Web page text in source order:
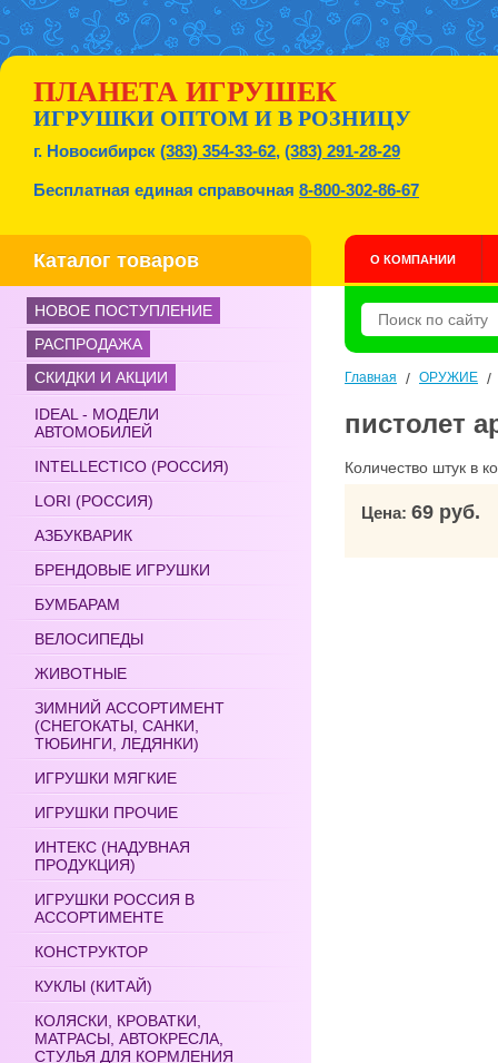
ПЛАНЕТА ИГРУШЕК
ИГРУШКИ ОПТОМ И В РОЗНИЦУ
г. Новосибирск (383) 354-33-62, (383) 291-28-29
Бесплатная единая справочная 8-800-302-86-67
Каталог товаров О КОМПАНИИ
НОВОЕ ПОСТУПЛЕНИЕ
РАСПРОДАЖА
СКИДКИ И АКЦИИ
IDEAL - МОДЕЛИ
АВТОМОБИЛЕЙ
INTELLECTICO (РОССИЯ)
LORI (РОССИЯ)
АЗБУКВАРИК
БРЕНДОВЫЕ ИГРУШКИ
БУМБАРАМ
ВЕЛОСИПЕДЫ
ЖИВОТНЫЕ
ЗИМНИЙ АССОРТИМЕНТ
(СНЕГОКАТЫ, САНКИ,
ТЮБИНГИ, ЛЕДЯНКИ)
ИГРУШКИ МЯГКИЕ
ИГРУШКИ ПРОЧИЕ
ИНТЕКС (НАДУВНАЯ
ПРОДУКЦИЯ)
ИГРУШКИ РОССИЯ В
АССОРТИМЕНТЕ
КОНСТРУКТОР
КУКЛЫ (КИТАЙ)
КОЛЯСКИ, КРОВАТКИ,
МАТРАСЫ, АВТОКРЕСЛА,
СТУЛЬЯ ДЛЯ КОРМЛЕНИЯ
Главная / ОРУЖИЕ
пистолет
Количество штук в
Цена: 69 руб.